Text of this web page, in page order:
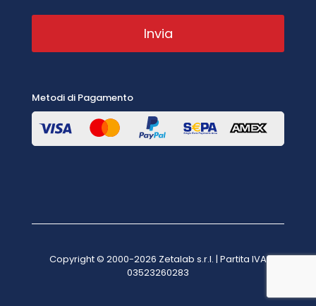
Metodi di Pagamento
Copyright © 2000-2026 Zetalab s.r.l. | Partita IVA
03523260283